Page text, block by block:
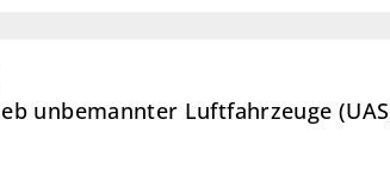
unbemannter Luftfahrzeuge